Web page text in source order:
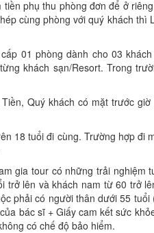
phụ thu phòng đơn để ở
cùng phòng với quý khách thì
01 phòng dành cho 03
khách sạn/Resort. Trong
Quý khách có mặt trước
18 tuổi đi cùng. Trường hợp đi
gia tour có những trải nghiệm
lên và khách nam từ 60 trở
phải có người thân dưới 55
bác sĩ + Giấy cam kết sức
có chế độ bảo hiểm.